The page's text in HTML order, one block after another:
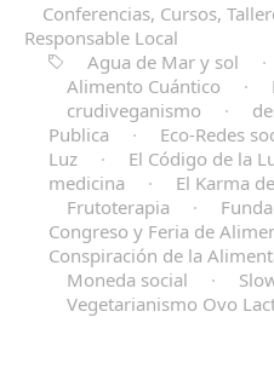
Conferencias, Cursos,
Responsable Local
Agua de Mar y sol
·
Alimento Cuántico
·
crudiveganismo
·
Publica
· Eco-Redes
Luz
·
El Código de la
medicina
· El Karma
Frutoterapia
·
Congreso y Feria de
Conspiración de la
Moneda social
·
Vegetarianismo Ovo